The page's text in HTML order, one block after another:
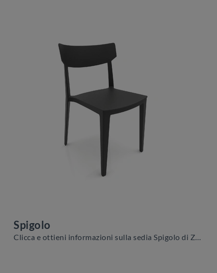
Spigolo
Clicca e ottieni informazioni sulla sedia Spigolo di Zamagna in plastica: le più esclusive Sedie fisse moderne ti aspettano.